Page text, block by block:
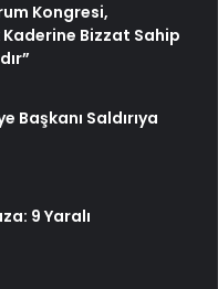
Kongresi,
Bizzat Sahip
Başkanı Saldırıya
9 Yaralı